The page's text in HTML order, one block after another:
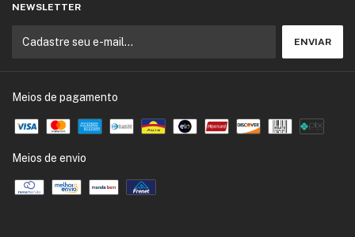
NEWSLETTER
Meios de pagamento
Meios de envio